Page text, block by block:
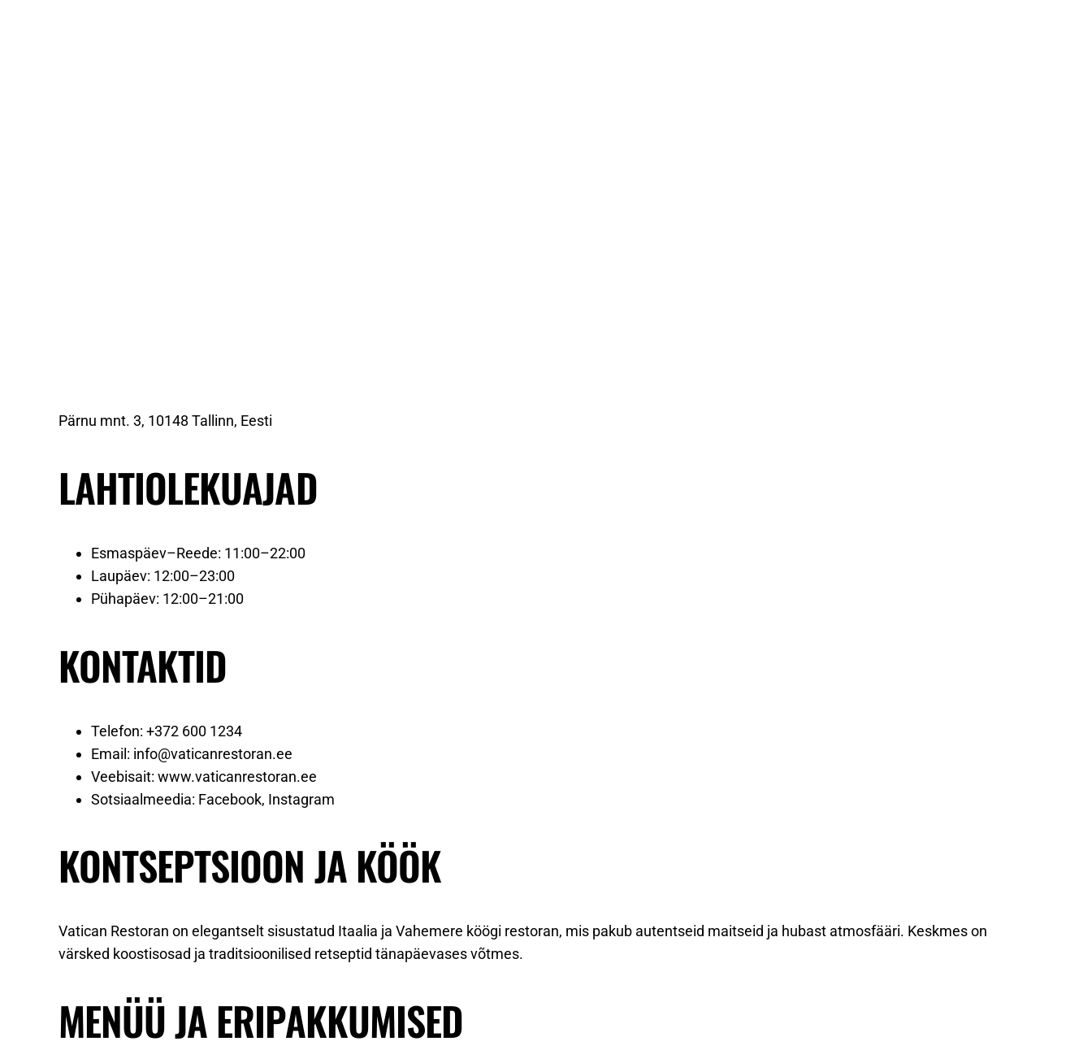
Pärnu mnt. 3, 10148 Tallinn, Eesti
LAHTIOLEKUAJAD
Esmaspäev–Reede: 11:00–22:00
Laupäev: 12:00–23:00
Pühapäev: 12:00–21:00
KONTAKTID
Telefon: +372 600 1234
Email: info@vaticanrestoran.ee
Veebisait: www.vaticanrestoran.ee
Sotsiaalmeedia: Facebook, Instagram
KONTSEPTSIOON JA KÖÖK
Vatican Restoran on elegantselt sisustatud Itaalia ja Vahemere köögi restoran, mis pakub autentseid maitseid ja hubast atmosfääri. Keskmes on
värsked koostisosad ja traditsioonilised retseptid tänapäevases võtmes.
MENÜÜ JA ERIPAKKUMISED